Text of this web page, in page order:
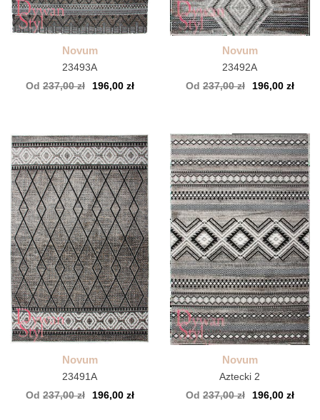
Novum
23493A
Od 237,00 zł 196,00 zł
Novum
23492A
Od 237,00 zł 196,00 zł
Novum
23491A
Od 237,00 zł 196,00 zł
Novum
Aztecki 2
Od 237,00 zł 196,00 zł